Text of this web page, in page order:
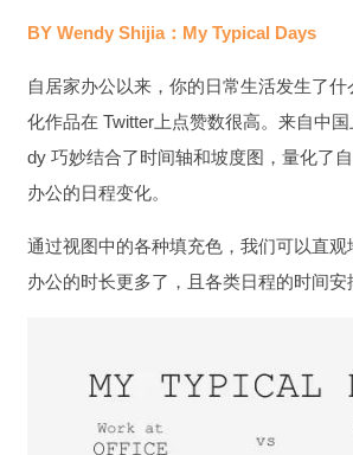
BY Wendy Shijia：My Typical Days
自居家办公以来，你的日常生活发生了
化作品在 Twitter上点赞数很高。来自中
dy 巧妙结合了时间轴和坡度图，量化了
办公的日程变化。
通过视图中的各种填充色，我们可以直观
办公的时长更多了，且各类日程的时间安